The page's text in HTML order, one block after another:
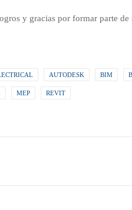
y gracias por formar parte
AUTODESK BIM
MEP REVIT